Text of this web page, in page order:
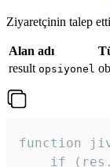
Ziyaretçinin talep
Alan adı
result opsiyonel
function
if